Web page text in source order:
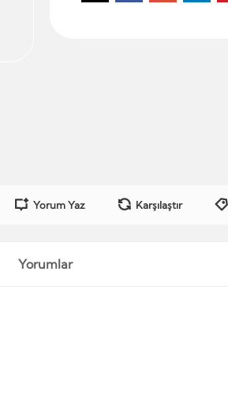
Yorum Yaz Karşılaştır
Yorumlar